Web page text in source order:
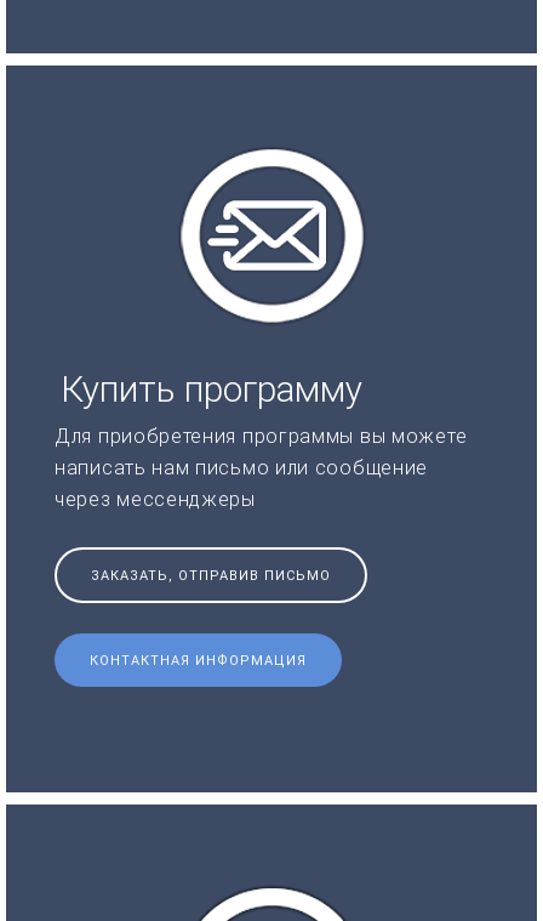
Купить программу
Для приобретения программы вы можете
написать нам письмо или сообщение
через мессенджеры
ЗАКАЗАТЬ, ОТПРАВИВ ПИСЬМО
КОНТАКТНАЯ ИНФОРМАЦИЯ